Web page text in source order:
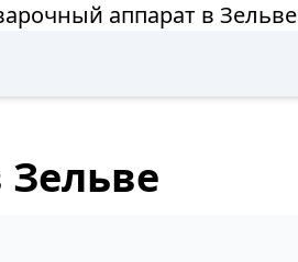
аппарат в Зельве